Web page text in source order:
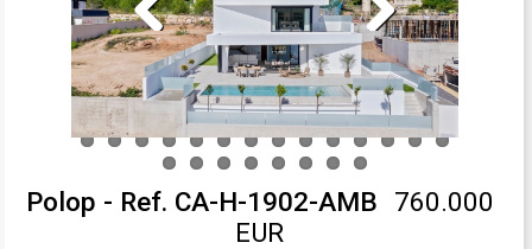
Contacto
Previous Next
Polop - Ref. CA-H-1902-AMB
760.000
EUR